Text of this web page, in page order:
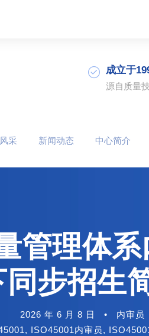
成立于
源自质量
采 新闻动态 中心简介
管理体
同步招生
2026 年 6 月 8 日 •
内审员
, ISO45001内审员,